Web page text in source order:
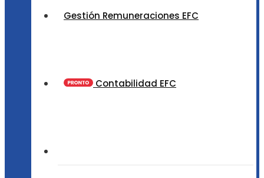
Gestión Remuneraciones EFC
Contabilidad EFC